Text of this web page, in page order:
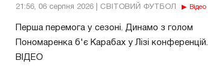
21:56, 06 серпня 2026 | СВІТОВИЙ ФУТБОЛ Відео
Перша перемога у сезоні. Динамо з голом
Пономаренка б'є Карабах у Лізі конференцій.
ВІДЕО